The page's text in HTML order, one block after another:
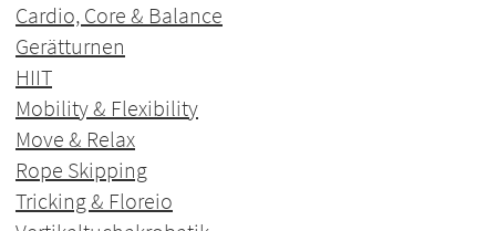
Cardio, Core & Balance
Gerätturnen
HIIT
Mobility & Flexibility
Move & Relax
Rope Skipping
Tricking & Floreio